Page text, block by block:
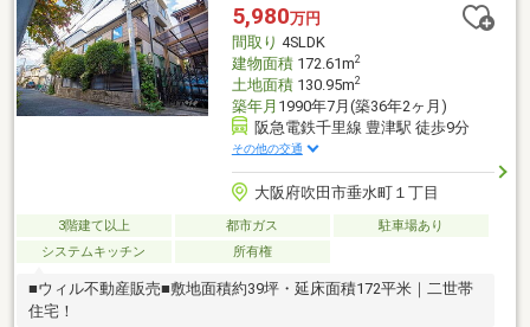
5,980万円
間取り 4SLDK
建物面積172.61m2
土地面積130.95m2
築年月 1990年7月(築36年2ヶ月)
阪急電鉄千里線 豊津駅 徒歩9分
その他の交通
大阪府吹田市垂水町１丁目
3階建て以上 都市ガス
駐車場あり
システムキッチン
所有権
■ウィル不動産販売■敷地面積約39坪・延床面積172平米｜二世帯
住宅！